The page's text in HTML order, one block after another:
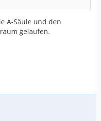
A-Säule und den
gelaufen.